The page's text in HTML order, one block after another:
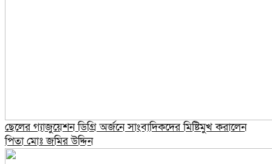
ছেলের গ্যাজুয়েশন ডিগ্রি অর্জনে সাংবাদিকদের মিষ্টিমুখ করালেন
পিতা মোঃ জমির উদ্দিন